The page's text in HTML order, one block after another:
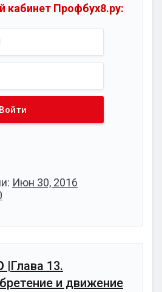
кабинет Профбух8.ру:
Июн 30, 2016
|Глава 13.
и движение